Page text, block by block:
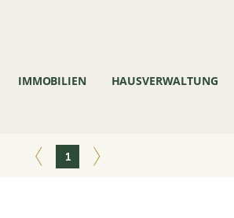
IMMOBILIEN HAUSVERWALTUNG
1